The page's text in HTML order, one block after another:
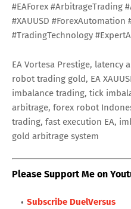
#EAForex #ArbitrageTrading
#XAUUSD #ForexAutomation
#TradingTechnology
EA Vortesa Prestige, latency
robot trading gold, EA
imbalance trading, tick
arbitrage, forex robot
trading, fast execution EA,
gold arbitrage system
Please Support Me on
Subscribe DuelVersus